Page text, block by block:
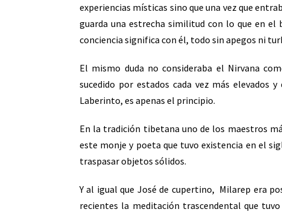
experiencias místicas sino que una vez que
guarda una estrecha similitud con lo que en el
conciencia significa con él, todo sin apegos ni
El mismo duda no consideraba el Nirvana
sucedido por estados cada vez más elevados
Laberinto, es apenas el principio.
En la tradición tibetana uno de los maestros
este monje y poeta que tuvo existencia en el
traspasar objetos sólidos.
Y al igual que José de cupertino, Milarep era
recientes la meditación trascendental que